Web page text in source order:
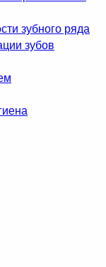
зубного ряда
зубов